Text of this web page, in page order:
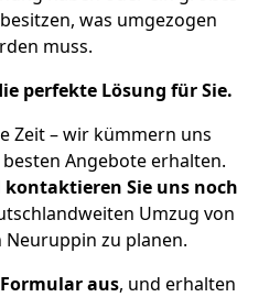
was umgezogen
muss.
perfekte Lösung für Sie.
Zeit – wir kümmern uns
Angebote erhalten.
kontaktieren Sie uns noch
Umzug von
Neuruppin zu planen.
aus, und erhalten